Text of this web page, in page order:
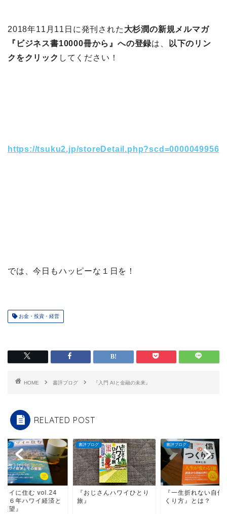
2018年11月11日に発刊された 大杉潤の新規メルマガ
『ビジネス書10000冊から』への登録は、
以下のリン
クをクリック してください！
https://tsuku2.jp/storeDetail.php?scd=0000049956
では、今日もハッピーな１日を！
お金・投資・経営
HOME 書評ブログ 『入門 AIと金融の未来』
RELATED POST
ログ
ワイに住む vol.24
１６年ハワイ経済と
望』
書評ブログ
『おじさんハワイひとり
旅』
書評ブログ
『一生折れない自信
くり方』とは？